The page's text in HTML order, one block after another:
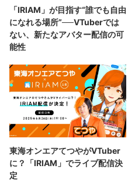
「IRIAM」が目指す“誰でも自由
になれる場所”──VTuberでは
ない、新たなアバター配信の可
能性
東海オンエアてつやがVTuber
に？「IRIAM」でライブ配信決
定